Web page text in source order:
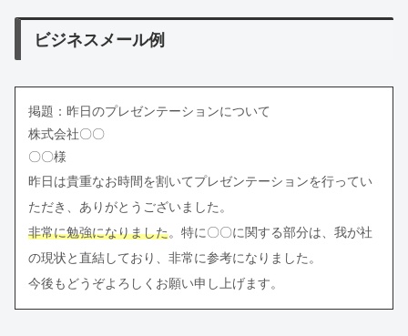
ビジネスメール例
掲題：昨日のプレゼンテーションについて
株式会社〇〇
〇〇様
昨日は貴重なお時間を割いてプレゼンテーションを行ってい
ただき、ありがとうございました。
非常に勉強になりました。特に〇〇に関する部分は、我が社
の現状と直結しており、非常に参考になりました。
今後もどうぞよろしくお願い申し上げます。